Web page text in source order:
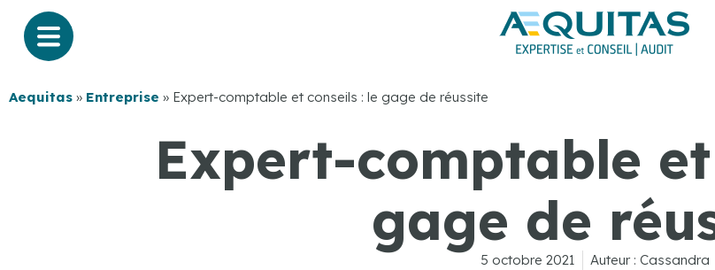
Aequitas » Entreprise » Expert-comptable et conseils : le gage de réussite
Expert-comptable
gage de
5 octobre 2021 Auteur : Cassandra